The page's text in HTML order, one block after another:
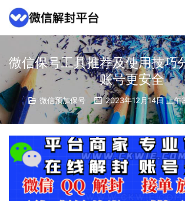
微信保号工具推荐及使用技巧
账号更安全
微信预加保号 2023年12月14日 上午